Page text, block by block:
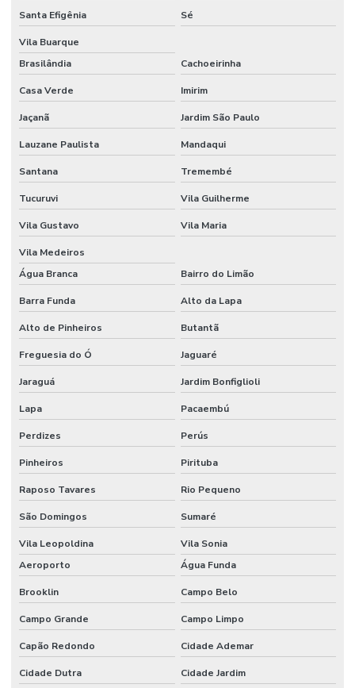
Embalagens Em Cristal Para Produtos Alimentícios
Embalagens Em Materiais Reciclados Para Indústria
Embalagens Em Material Reciclado
Embalagens Em Material Virgem
Embalagens Para Componentes Eletrônicos
Embalagens Para E Commerce Em Material Reciclado
Embalagens Para Medicamentos Sensíveis
Embalagens Para Peças Automotivas
Embalagens Para Produtos Que Exigem Proteção
Embalagens Para Produtos Químicos
Embalagens Para Proteção De Componentes Eletrônicos
Embalagens Para Proteção De Medicamentos
Embalagens Personalizadas
Embalagens Personalizadas Em Diversas Cores
Embalagens Técnicas
Embalagens Técnicas Com Proteção Contra Gases
Embalagens Técnicas Para Armazenagem De Medicamentos
Embalagens Técnicas Para Armazenamento De Químicos
Embalagens Técnicas Para Produtos De Consumo
Embalagens Técnicas Para Produtos Farmacêuticos
Embalagens Tecnológicas Para Indústria Química
Santa Efigênia Sé
Vila Buarque
Brasilândia
Cachoeirinha
Casa Verde Imirim
Jaçanã Jardim São Paulo
Lauzane Paulista Mandaqui
Santana Tremembé
Tucuruvi Vila Guilherme
Vila Gustavo Vila Maria
Vila Medeiros
Água Branca
Bairro do Limão
Barra Funda Alto da Lapa
Alto de Pinheiros Butantã
Freguesia do Ó Jaguaré
Jaraguá Jardim Bonfiglioli
Lapa Pacaembú
Perdizes Perús
Pinheiros Pirituba
Raposo Tavares Rio Pequeno
São Domingos Sumaré
Vila Leopoldina
Vila Sonia
Aeroporto
Água Funda
Brooklin Campo Belo
Campo Grande Campo Limpo
Capão Redondo Cidade Ademar
Cidade Dutra Cidade Jardim